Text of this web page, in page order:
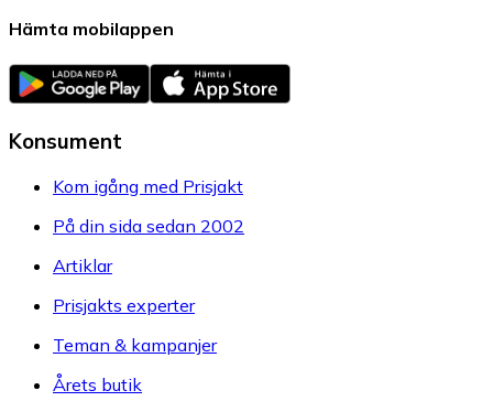
Hämta mobilappen
Konsument
Kom igång med Prisjakt
På din sida sedan 2002
Artiklar
Prisjakts experter
Teman & kampanjer
Årets butik